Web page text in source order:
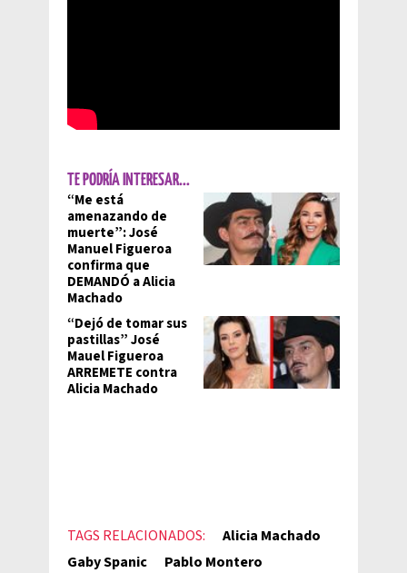
TE PODRÍA INTERESAR...
“Me está
amenazando de
muerte”: José
Manuel Figueroa
confirma que
DEMANDÓ a Alicia
Machado
“Dejó de tomar sus
pastillas” José
Mauel Figueroa
ARREMETE contra
Alicia Machado
TAGS RELACIONADOS:
Alicia Machado
Gaby Spanic
Pablo Montero